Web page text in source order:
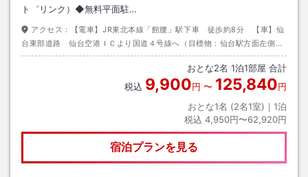
ト゛リンク）◆無料平面駐…
アクセス：
【電車】JR東北本線「館腰」駅下車 徒歩約8分 【車】仙
台東部道路 仙台空港ＩＣより国道４号線へ（目標物：仙台駅方面左側の
スーパーホテルの看板）
おとな2名 1泊1部屋 合計
税込 9,900円 〜 125,840円
おとな1名 (2名1室)｜ 1泊
税込 4,950円〜62,920円
宿泊プランを見る